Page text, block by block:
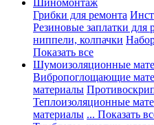
Шиномонтаж
Грибки для ремонта
Резиновые заплатки для
ниппели, колпачки
Показать все
Шумоизоляционные
Вибропоглощающие
материалы
Теплоизоляционные
материалы ... Показать